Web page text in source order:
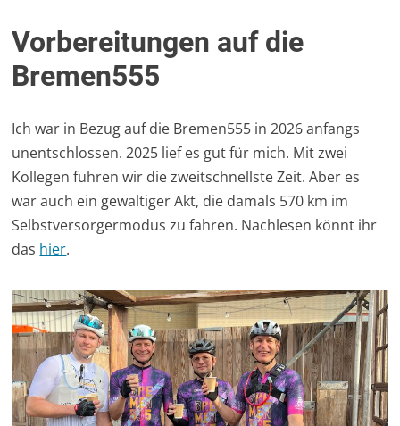
Vorbereitungen auf die
Bremen555
Ich war in Bezug auf die Bremen555 in 2026 anfangs
unentschlossen. 2025 lief es gut für mich. Mit zwei
Kollegen fuhren wir die zweitschnellste Zeit. Aber es
war auch ein gewaltiger Akt, die damals 570 km im
Selbstversorgermodus zu fahren. Nachlesen könnt ihr
das hier.